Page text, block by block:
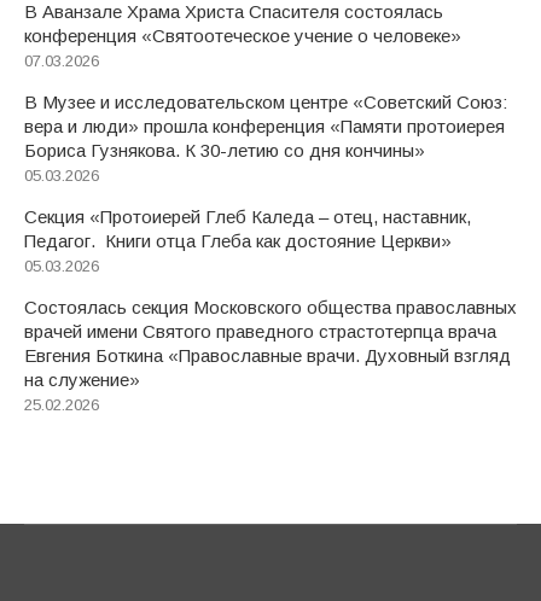
В Аванзале Храма Христа Спасителя состоялась
конференция «Святоотеческое учение о человеке»
07.03.2026
В Музее и исследовательском центре «Советский Союз:
вера и люди» прошла конференция «Памяти протоиерея
Бориса Гузнякова. К 30-летию со дня кончины»
05.03.2026
Секция «Протоиерей Глеб Каледа – отец, наставник,
Педагог. Книги отца Глеба как достояние Церкви»
05.03.2026
Состоялась секция Московского общества православных
врачей имени Святого праведного страстотерпца врача
Евгения Боткина «Православные врачи. Духовный взгляд
на служение»
25.02.2026